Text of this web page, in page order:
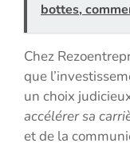
bottes,
Chez
que
un choix
accélérer sa
et de la